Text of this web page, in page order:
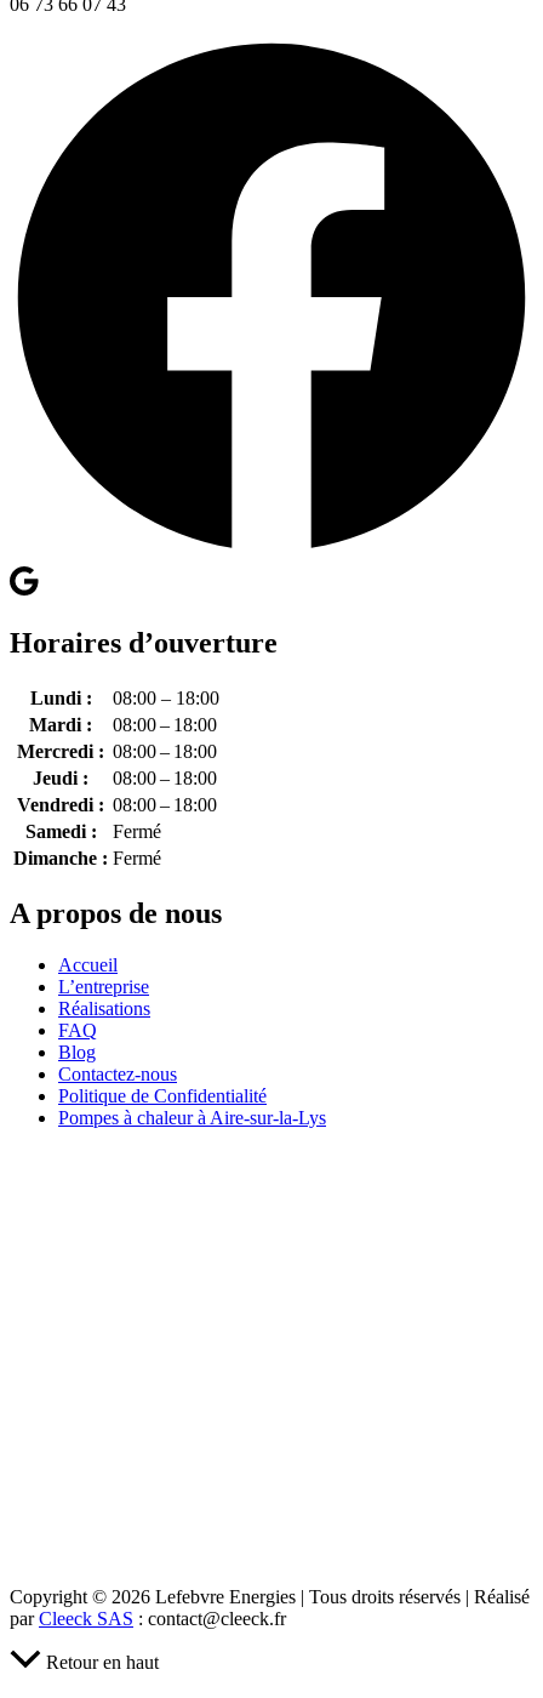
06 73 66 07 43
Horaires d’ouverture
Lundi :
08:00 – 18:00
Mardi :
08:00 – 18:00
Mercredi : 08:00 – 18:00
Jeudi :
08:00 – 18:00
Vendredi : 08:00 – 18:00
Samedi :
Fermé
Dimanche : Fermé
A propos de nous
Accueil
L’entreprise
Réalisations
FAQ
Blog
Contactez-nous
Politique de Confidentialité
Pompes à chaleur à Aire-sur-la-Lys
Copyright © 2026 Lefebvre Energies | Tous droits réservés | Réalisé
parCleeck SAS : contact@cleeck.fr
Retour en haut